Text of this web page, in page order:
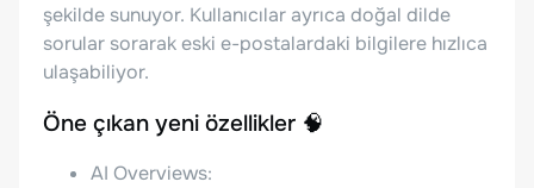
şekilde sunuyor. Kullanıcılar ayrıca doğal dilde
sorular sorarak eski e-postalardaki bilgilere hızlıca
ulaşabiliyor.
Öne çıkan yeni özellikler 🧠
AI Overviews: